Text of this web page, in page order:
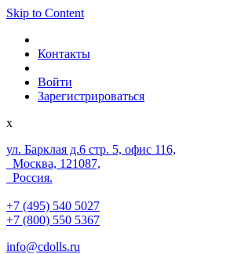
Skip to Content
Контакты
Войти
Зарегистрироваться
x
ул. Барклая д.6 стр. 5, офис 116,
Москва, 121087,
Россия.
+7 (495) 540 5027
+7 (800) 550 5367
info@cdolls.ru